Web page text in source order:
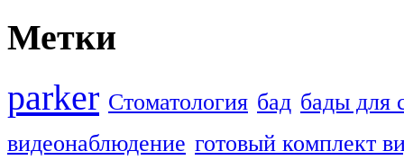
Метки
parker Стоматология бад бады для
видеонаблюдение готовый комплект